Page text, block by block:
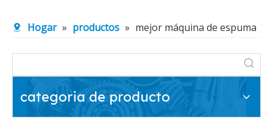
Hogar » productos » mejor máquina de espuma
categoria de producto